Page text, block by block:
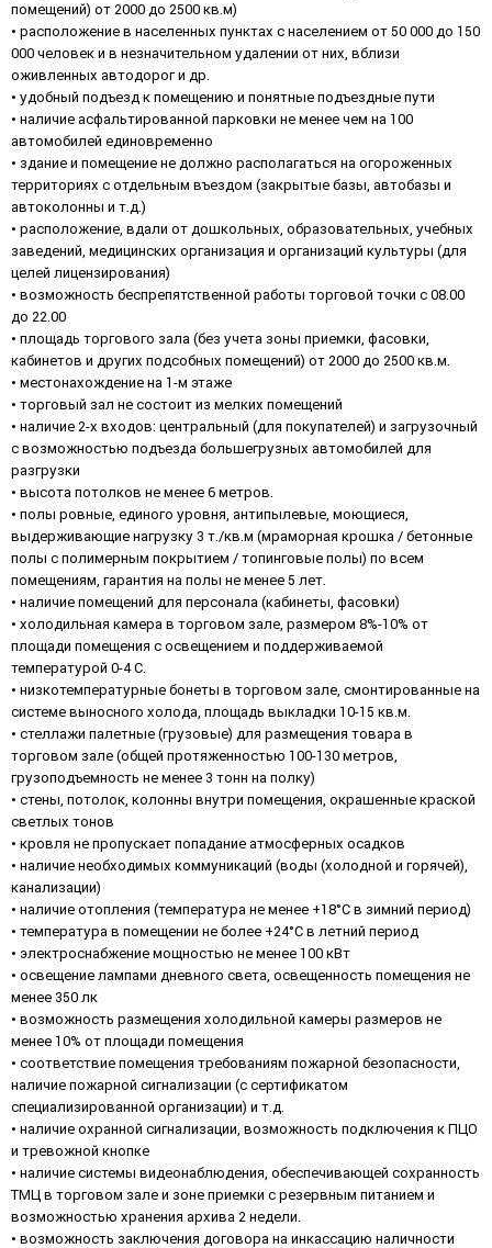
помещений) от 2000 до 2500 кв.м)
• расположение в населенных пунктах с населением от 50 000 до 150
000 человек и в незначительном удалении от них, вблизи
оживленных автодорог и др.
• удобный подъезд к помещению и понятные подъездные пути
• наличие асфальтированной парковки не менее чем на 100
автомобилей единовременно
• здание и помещение не должно располагаться на огороженных
территориях с отдельным въездом (закрытые базы, автобазы и
автоколонны и т.д.)
• расположение, вдали от дошкольных, образовательных, учебных
заведений, медицинских организация и организаций культуры (для
целей лицензирования)
• возможность беспрепятственной работы торговой точки с 08.00
до 22.00
• площадь торгового зала (без учета зоны приемки, фасовки,
кабинетов и других подсобных помещений) от 2000 до 2500 кв.м.
• местонахождение на 1-м этаже
• торговый зал не состоит из мелких помещений
• наличие 2-х входов: центральный (для покупателей) и загрузочный
с возможностью подъезда большегрузных автомобилей для
разгрузки
• высота потолков не менее 6 метров.
• полы ровные, единого уровня, антипылевые, моющиеся,
выдерживающие нагрузку 3 т./кв.м (мраморная крошка / бетонные
полы с полимерным покрытием / топинговые полы) по всем
помещениям, гарантия на полы не менее 5 лет.
• наличие помещений для персонала (кабинеты, фасовки)
• холодильная камера в торговом зале, размером 8%-10% от
площади помещения с освещением и поддерживаемой
температурой 0-4 С.
• низкотемпературные бонеты в торговом зале, смонтированные на
системе выносного холода, площадь выкладки 10-15 кв.м.
• стеллажи палетные (грузовые) для размещения товара в
торговом зале (общей протяженностью 100-130 метров,
грузоподъемность не менее 3 тонн на полку)
• стены, потолок, колонны внутри помещения, окрашенные краской
светлых тонов
• кровля не пропускает попадание атмосферных осадков
• наличие необходимых коммуникаций (воды (холодной и горячей),
канализации)
• наличие отопления (температура не менее +18°С в зимний период)
• температура в помещении не более +24°С в летний период
• электроснабжение мощностью не менее 100 кВт
• освещение лампами дневного света, освещенность помещения не
менее 350 лк
• возможность размещения холодильной камеры размеров не
менее 10% от площади помещения
• соответствие помещения требованиям пожарной безопасности,
наличие пожарной сигнализации (с сертификатом
специализированной организации) и т.д.
• наличие охранной сигнализации, возможность подключения к ПЦО
и тревожной кнопке
• наличие системы видеонаблюдения, обеспечивающей сохранность
ТМЦ в торговом зале и зоне приемки с резервным питанием и
возможностью хранения архива 2 недели.
• возможность заключения договора на инкассацию наличности